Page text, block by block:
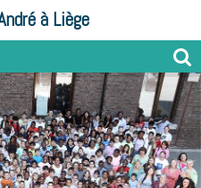
à Liège